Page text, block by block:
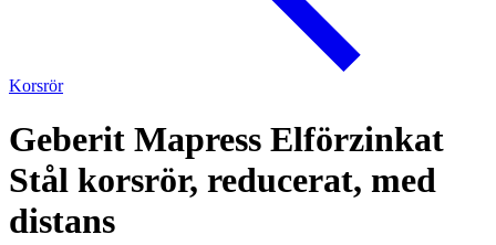
Korsrör
Geberit Mapress Elförzinkat
Stål korsrör, reducerat, med
distans